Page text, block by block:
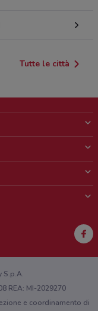
Tutte le città
S.p.A.
REA: MI-2029270
e coordinamento di